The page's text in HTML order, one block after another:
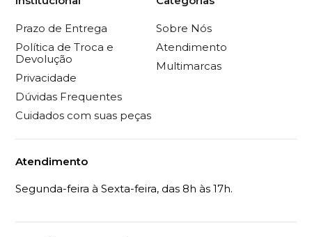
Prazo de Entrega
Política de Troca e
Devolução
Privacidade
Dúvidas Frequentes
Cuidados com suas peças
Sobre Nós
Atendimento
Multimarcas
Atendimento
Segunda-feira à Sexta-feira, das 8h às 17h.